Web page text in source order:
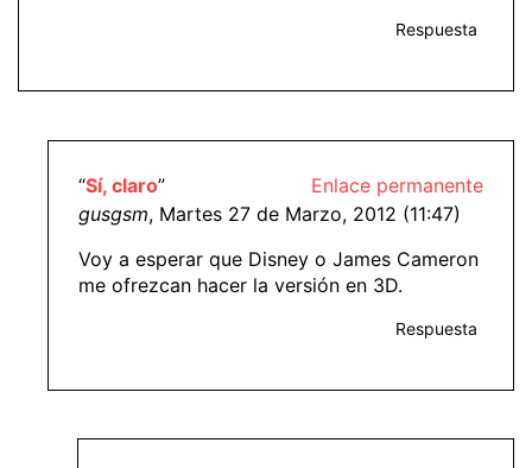
Respuesta
Enlace permanente
“Sí, claro”
gusgsm, Martes 27 de Marzo, 2012 (11:47)
Voy a esperar que Disney o James Cameron
me ofrezcan hacer la versión en 3D.
Respuesta